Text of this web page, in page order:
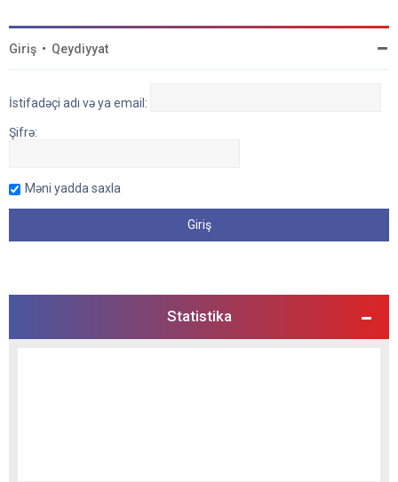
Giriş • Qeydiyyat
İstifadəçi adı və ya email:
Şifrə:
Məni yadda saxla
Statistika